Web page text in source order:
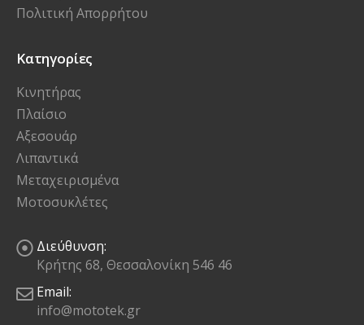
Πολιτική Απορρήτου
Κατηγορίες
Κινητήρας
Πλαίσιο
Αξεσουάρ
Λιπαντικά
Μεταχειρισμένα
Μοτοσυκλέτες
Διεύθυνση:
Κρήτης 68, Θεσσαλονίκη 546 46
Email:
info@mototek.gr